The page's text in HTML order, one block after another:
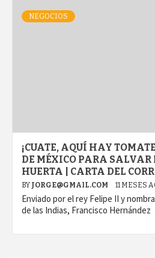
NEGOCIOS
¡CUATE, AQUÍ HAY
DE MÉXICO PARA SALVAR
HUERTA | CARTA DEL
BY JORGE@GMAIL.COM 11 MESES
Enviado por el rey Felipe II y
de las Indias, Francisco Hernández